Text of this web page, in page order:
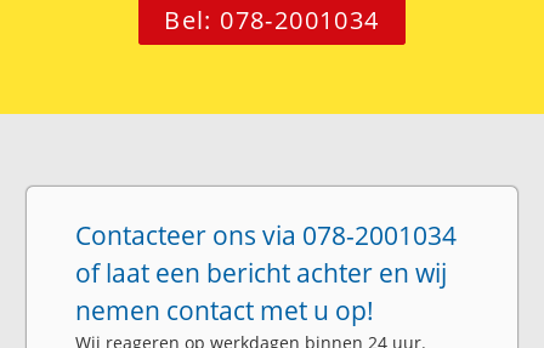
Bel: 078-2001034
Contacteer ons via 078-2001034
of laat een bericht achter en wij
nemen contact met u op!
Wij reageren op werkdagen binnen 24 uur.